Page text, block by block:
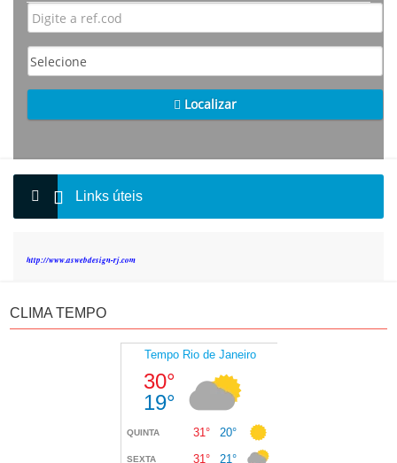
Localizar
Links úteis
http://www.aswebdesign-rj.com
CLIMA TEMPO